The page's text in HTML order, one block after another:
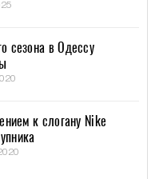
сезона в Одессу
к слогану Nike